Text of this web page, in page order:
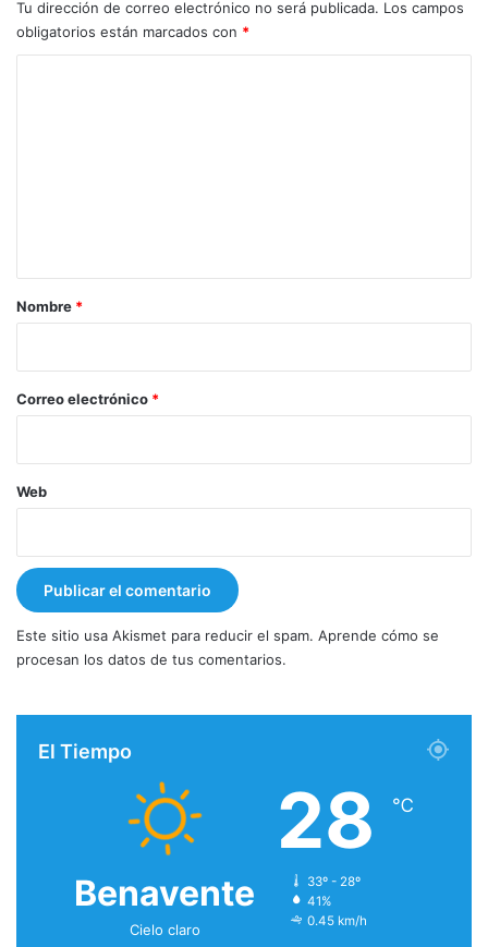
Tu dirección de correo electrónico no será publicada. Los campos
obligatorios están marcados con *
r
*
Nombre *
Correo electrónico *
Web
Este sitio usa Akismet para reducir el spam. Aprende cómo se
procesan los datos de tus comentarios.
El Tiempo
Benavente
Cielo claro
28 ℃
33º - 28º
41%
0.45 km/h